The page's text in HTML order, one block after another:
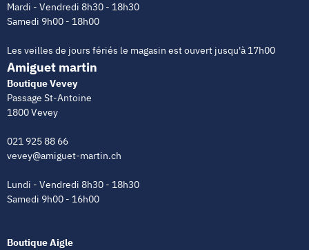
Mardi - Vendredi 8h30 - 18h30
Samedi 9h00 - 18h00
Les veilles de jours fériés le magasin est ouvert jusqu'à 17h00
Amiguet martin
Boutique Vevey
Passage St-Antoine
1800 Vevey
021 925 88 66
vevey@amiguet-martin.ch
Lundi - Vendredi 8h30 - 18h30
Samedi 9h00 - 16h00
Boutique Aigle